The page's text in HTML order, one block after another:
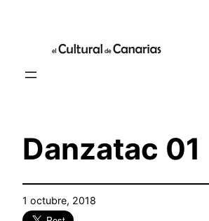
contenido
Danzatac 01
1 octubre, 2018